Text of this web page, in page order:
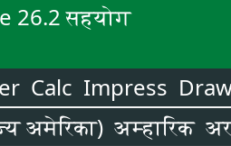
26.2 सहयोग
Calc Impress
अमेरिका) अम्हारिक